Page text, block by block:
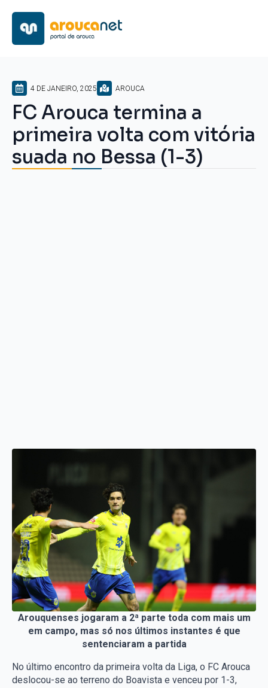
4 DE JANEIRO, 2025 AROUCA
FC Arouca termina a
primeira volta com vitória
suada no Bessa (1-3)
Arouquenses jogaram a 2ª parte toda com mais um
em campo, mas só nos últimos instantes é que
sentenciaram a partida
No último encontro da primeira volta da Liga, o FC Arouca
deslocou-se ao terreno do Boavista e venceu por 1-3,